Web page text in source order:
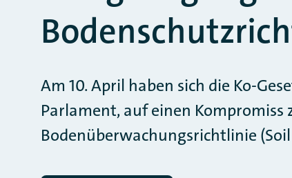
Am 10. April haben sich die Ko-
Parlament, auf einen
Bodenüberwachungsrichtlinie